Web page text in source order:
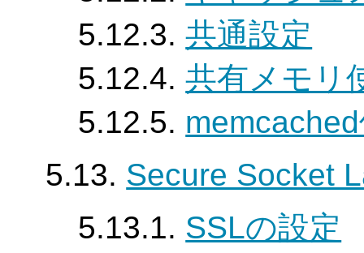
5.12.3.共通設定
5.12.4.共有メモリ
5.12.5.
5.13. Secure Socket
5.13.1. SSLの設定